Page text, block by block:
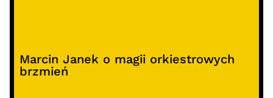
Marcin Janek o magii orkiestrowych
brzmień